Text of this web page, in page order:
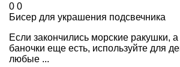
0 0
Бисер для украшения подсвечника
Если закончились морские ракушки,
баночки еще есть, используйте для
любые ...